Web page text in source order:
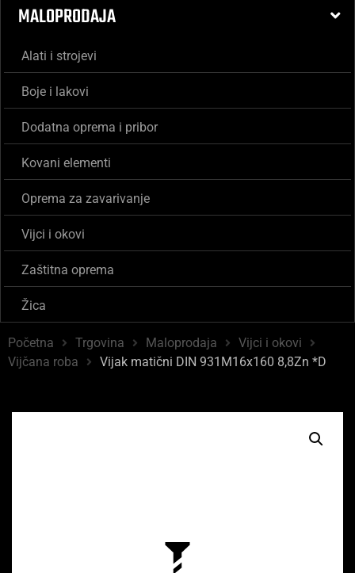
MALOPRODAJA
Alati i strojevi
Boje i lakovi
Dodatna oprema i pribor
Kovani elementi
Oprema za zavarivanje
Vijci i okovi
Zaštitna oprema
Žica
Početna Trgovina Maloprodaja
Vijci i okovi
Vijčana roba
Vijak matični DIN 931M16x160 8,8Zn *D